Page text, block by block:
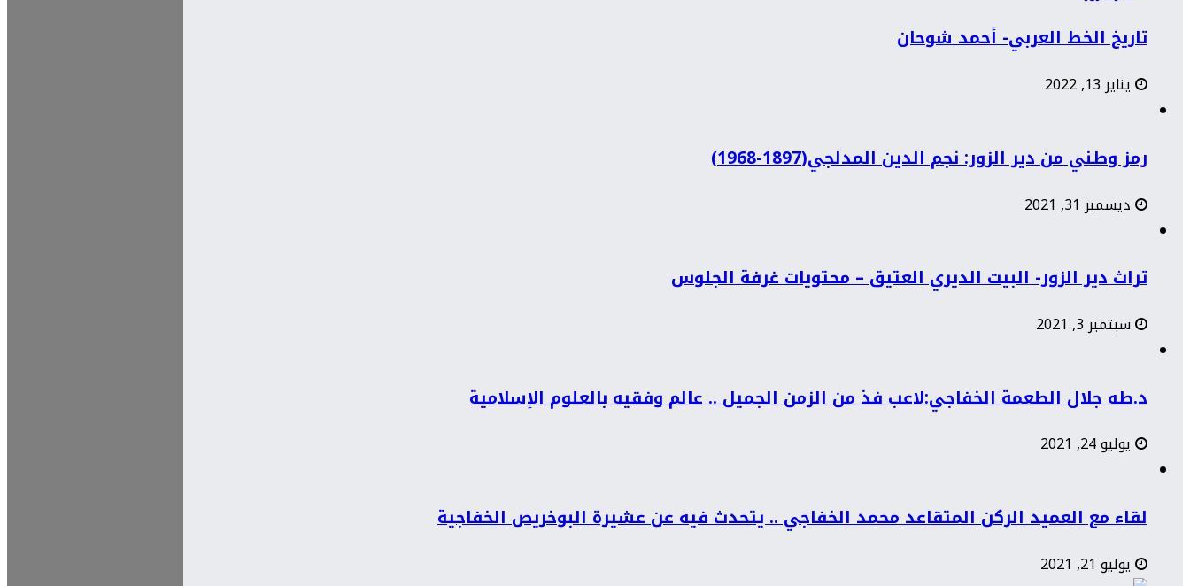
تاريخ الخط العربي- أحمد شوحان
يناير 13, 2022
رمز وطني من دير الزور: نجم الدين المدلجي(1897-1968)
ديسمبر 31, 2021
تراث دير الزور- البيت الديري العتيق – محتويات غرفة الجلوس
سبتمبر 3, 2021
د.طه جلال الطعمة الخفاجي:لاعب فذ من الزمن الجميل .. عالم وفقيه بالعلوم الإسلامية
يوليو 24, 2021
لقاء مع العميد الركن المتقاعد محمد الخفاجي .. يتحدث فيه عن عشيرة البوخريص الخفاجية
يوليو 21, 2021